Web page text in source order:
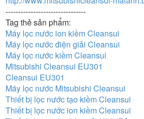
--------------------------------
Tag thẻ sản phẩm:
Máy lọc nước ion kiềm Cleansui
Máy lọc nước điện giải Cleansui
Máy lọc nước kiềm Cleansui
Mitsubishi Cleansui EU301
Cleansui EU301
Máy lọc nước Mitsubishi Cleansui
Thiết bị lọc nước tạo kiềm Cleansui
Thiết bị lọc nước ion kiềm Cleansui